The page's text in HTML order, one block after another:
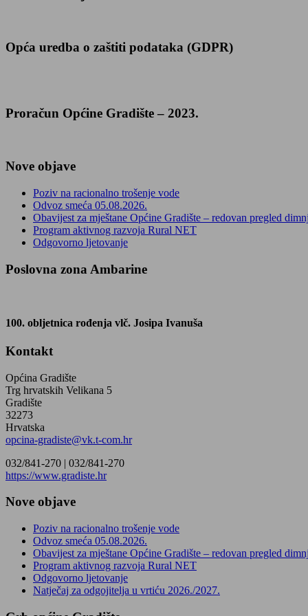
Opća uredba o zaštiti podataka (GDPR)
Proračun Općine Gradište – 2023.
Nove objave
Poziv na racionalno trošenje vode
Odvoz smeća 05.08.2026.
Obavijest za mještane Općine Gradište – redovan pregled
Program aktivnog razvoja Rural NET
Odgovorno ljetovanje
Poslovna zona Ambarine
100. obljetnica rođenja vlč. Josipa Ivanuša
Kontakt
Općina Gradište
Trg hrvatskih Velikana 5
Gradište
32273
Hrvatska
opcina-gradiste@vk.t-com.hr
032/841-270 | 032/841-270
https://www.gradiste.hr
Nove objave
Poziv na racionalno trošenje vode
Odvoz smeća 05.08.2026.
Obavijest za mještane Općine Gradište – redovan pregled
Program aktivnog razvoja Rural NET
Odgovorno ljetovanje
Natječaj za odgojitelja u vrtiću 2026./2027.